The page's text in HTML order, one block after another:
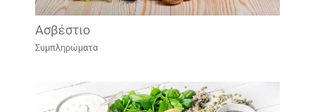
Ασβέστιο
Συμπληρώματα